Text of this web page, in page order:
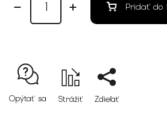
Pridať do
Opýtať sa Strážiť Zdieľať